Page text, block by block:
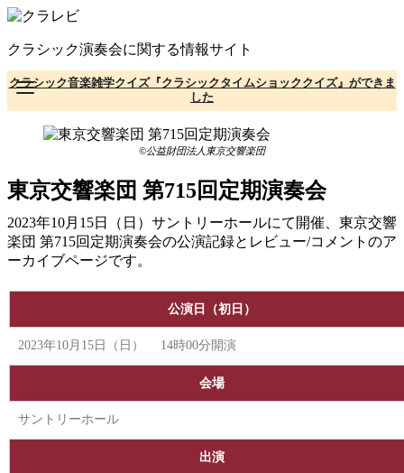
コ
テ
ン
ツ
へ
クラシック演奏会に関する情報サイト
クラシック音楽雑学クイズ『クラシックタイムショッククイズ』ができま
した
©公益財団法人東京交響楽団
東京交響楽団 第715回定期演奏会
2023年10月15日（日）サントリーホールにて開催、東京交響
楽団 第715回定期演奏会の公演記録とレビュー/コメントのア
ーカイブページです。
公演日（初日）
2023年10月15日（日） 14時00分開演
会場
サントリーホール
出演